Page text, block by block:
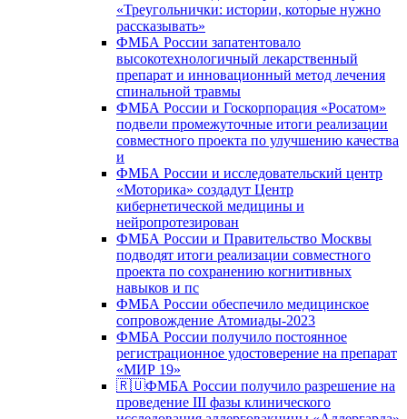
«Треугольнички: истории, которые нужно
рассказывать»
ФМБА России запатентовало
высокотехнологичный лекарственный
препарат и инновационный метод лечения
спинальной травмы
ФМБА России и Госкорпорация «Росатом»
подвели промежуточные итоги реализации
совместного проекта по улучшению качества
и
ФМБА России и исследовательский центр
«Моторика» создадут Центр
кибернетической медицины и
нейропротезирован
ФМБА России и Правительство Москвы
подводят итоги реализации совместного
проекта по сохранению когнитивных
навыков и пс
ФМБА России обеспечило медицинское
сопровождение Атомиады-2023
ФМБА России получило постоянное
регистрационное удостоверение на препарат
«МИР 19»
🇷🇺ФМБА России получило разрешение на
проведение III фазы клинического